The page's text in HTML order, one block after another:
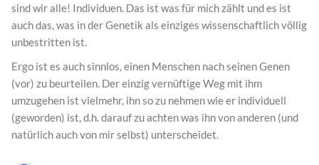
sind wir alle! Individuen. Das ist was für mich zählt und es ist
auch das, was in der Genetik als einziges wissenschaftlich völlig
unbestritten ist.
Ergo ist es auch sinnlos, einen Menschen nach seinen Genen
(vor) zu beurteilen. Der einzig vernüftige Weg mit ihm
umzugehen ist vielmehr, ihn so zu nehmen wie er individuell
(geworden) ist, d.h. darauf zu achten was ihn von anderen (und
natürlich auch von mir selbst) unterscheidet.